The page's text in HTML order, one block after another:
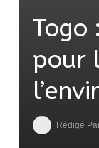
Togo
pour
Rédigé